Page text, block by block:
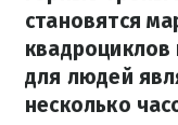
становятся
для людей
несколько